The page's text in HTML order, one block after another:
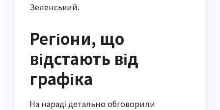
Зеленський.
Регіони, що
відстають від
графіка
На нараді детально обговорили